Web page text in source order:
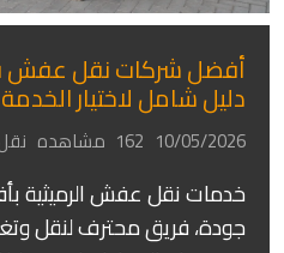
أفضل شركات نقل عفش
دليل شامل لاختيار الخدمة
10/05/2026 162 مشاهده
خدمات نقل عفش الرميثية
جودة، فريق محترف لنقل